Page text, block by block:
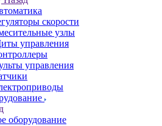
скорости
узлы
управления
управления
оборудование